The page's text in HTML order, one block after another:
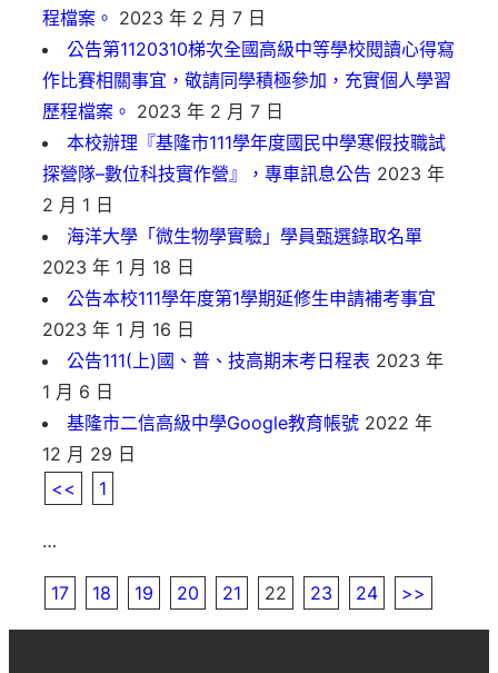
程檔案。 2023 年 2 月 7 日
公告第1120310梯次全國高級中等學校閱讀心得寫
作比賽相關事宜，敬請同學積極參加，充實個人學習
歷程檔案。 2023 年 2 月 7 日
本校辦理『基隆市111學年度國民中學寒假技職試
探營隊–數位科技實作營』，專車訊息公告 2023 年
2 月 1 日
海洋大學「微生物學實驗」學員甄選錄取名單
2023 年 1 月 18 日
公告本校111學年度第1學期延修生申請補考事宜
2023 年 1 月 16 日
公告111(上)國、普、技高期末考日程表 2023 年
1 月 6 日
基隆市二信高級中學Google教育帳號 2022 年
12 月 29 日
<<
1
…
17 18 19 20 21 22 23 24 >>